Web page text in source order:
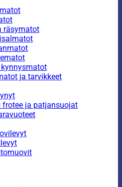
räsymatot
kynnysmatot
ja tarvikkeet
frotee ja patjansuojat